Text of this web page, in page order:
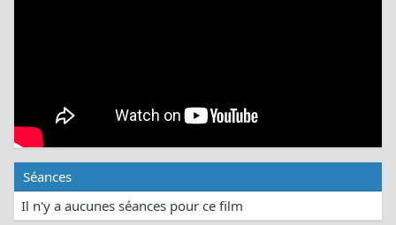
Séances
Il n'y a aucunes séances pour ce film